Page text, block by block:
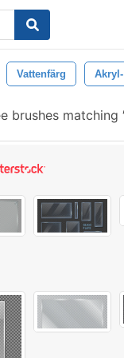
Vattenfärg Akryl-
brushes matching